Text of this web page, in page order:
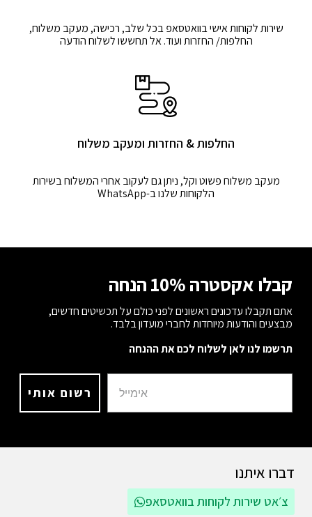
שירות לקוחות אישי בוואטסאפ בכל שלב, רכישה, מעקב משלוח,
החלפות/ החזרות ועוד. אל תחששו לשלוח הודעה
החלפות & החזרות ומעקב משלוח
מעקב משלוח פשוט וקל, ניתן גם לעקוב אחרי המשלוח בשירות
הלקוחות שלנו ב-WhatsApp
דברו איתנו
צ׳אט שירות לקוחות בוואטסאפ
קבלו אקסטרה 10% הנחה
אתם תקבלו עדכונים ראשונים לפני כולם על תכשיטים חדשים,
מבצעים והודעות מיוחדות לחברי מועדון בלבד.
תרשמו לנו לאן לשלוח לכם את ההנחה
רשום אותי